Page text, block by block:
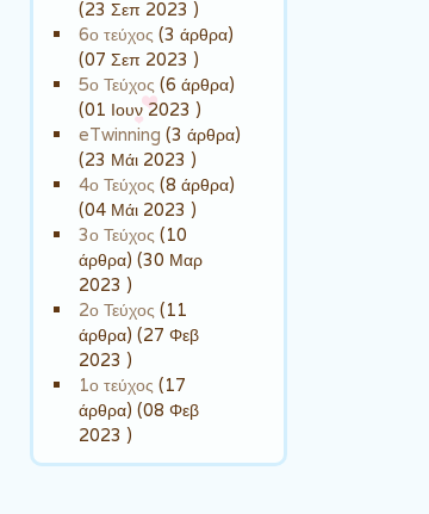
(23 Σεπ 2023 )
6ο τεύχος (3 άρθρα)
(07 Σεπ 2023 )
5ο Τεύχος (6 άρθρα)
(01 Ιουν 2023 )
eTwinning (3 άρθρα)
(23 Μάι 2023 )
4ο Τεύχος (8 άρθρα)
(04 Μάι 2023 )
3ο Τεύχος (10
άρθρα) (30 Μαρ
2023 )
2ο Τεύχος (11
άρθρα) (27 Φεβ
2023 )
1ο τεύχος (17
άρθρα) (08 Φεβ
2023 )